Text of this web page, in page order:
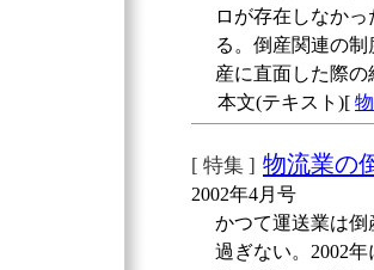
ロが存在しなか
る。倒産関連の
産に直面した際
本文(テキスト)[
[ 特集 ] 物流業の
2002年4月号
かつて運送業は
過ぎない。2002